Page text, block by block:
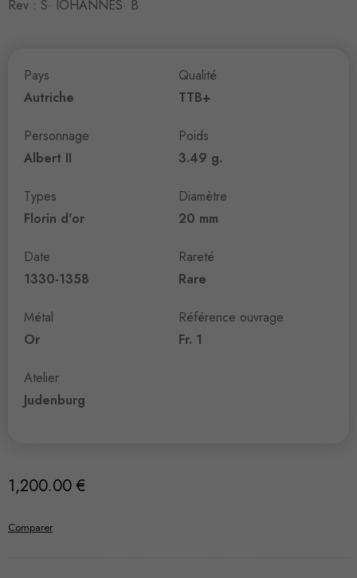
Rev : S· IOHANNES· B
Pays
Autriche
Personnage
Albert II
Types
Florin d'or
Date
1330-1358
Métal
Or
Atelier
Judenburg
Qualité
TTB+
Poids
3.49 g.
Diamètre
20 mm
Rareté
Rare
Référence ouvrage
Fr. 1
1,200.00 €
Comparer